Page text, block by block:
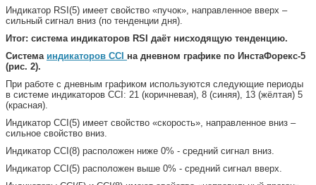
Индикатор RSI(5) имеет свойство «пучок», направленное вверх –
сильный сигнал вниз (по тенденции дня).
Итог: система индикаторов RSI даёт нисходящую тенденцию.
Система индикаторов CCI на дневном графике по ИнстаФорекс-5
(рис. 2).
При работе с дневным графиком используются следующие периоды
в системе индикаторов CCI: 21 (коричневая), 8 (синяя), 13 (жёлтая) 5
(красная).
Индикатор CCI(5) имеет свойство «скорость», направленное вниз –
сильное свойство вниз.
Индикатор CCI(8) расположен ниже 0% - средний сигнал вниз.
Индикатор CCI(5) расположен выше 0% - средний сигнал вверх.